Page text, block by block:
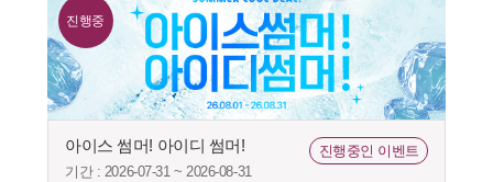
진행중
아이스 썸머! 아이디 썸머!
기간 : 2026-07-31 ~ 2026-08-31
진행중인 이벤트